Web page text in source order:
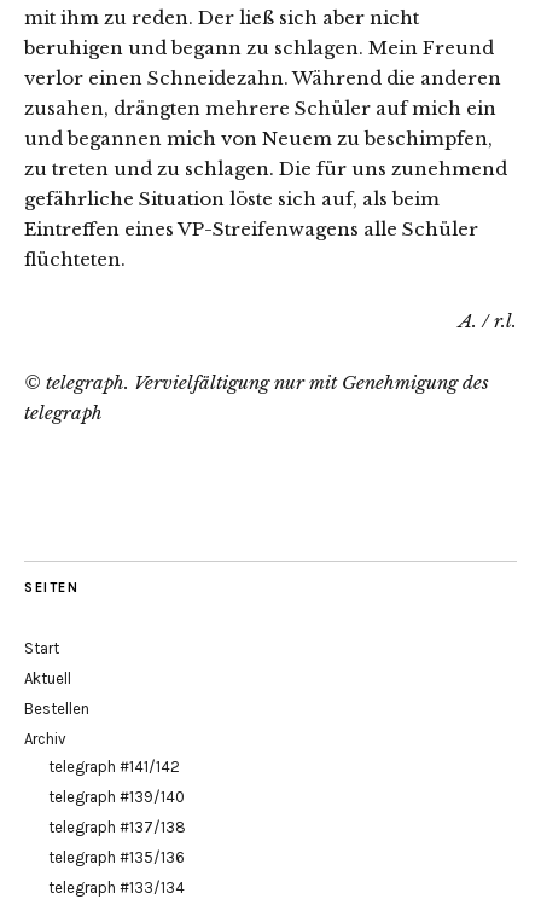
mit ihm zu reden. Der ließ sich aber nicht
beruhigen und begann zu schlagen. Mein Freund
verlor einen Schneidezahn. Während die anderen
zusahen, drängten mehrere Schüler auf mich ein
und begannen mich von Neuem zu beschimpfen,
zu treten und zu schlagen. Die für uns zunehmend
gefährliche Situation löste sich auf, als beim
Eintreffen eines VP-Streifenwagens alle Schüler
flüchteten.
A. / r.l.
© telegraph. Vervielfältigung nur mit Genehmigung des
telegraph
SEITEN
Start
Aktuell
Bestellen
Archiv
telegraph #141/142
telegraph #139/140
telegraph #137/138
telegraph #135/136
telegraph #133/134